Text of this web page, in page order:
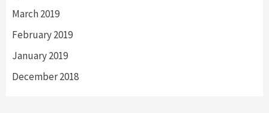
March 2019
February 2019
January 2019
December 2018